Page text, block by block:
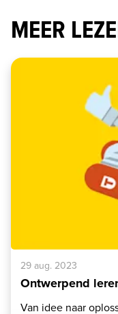
MEER
29 aug. 2023
Ontwerpend
Van idee naar